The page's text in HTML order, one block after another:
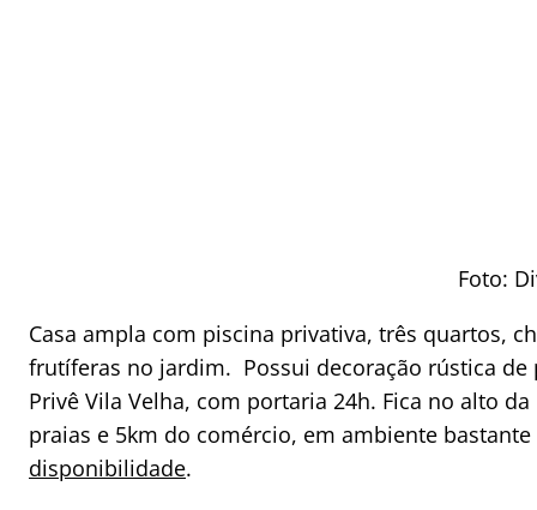
Foto:
Casa ampla com piscina privativa, três quartos,
frutíferas no jardim. Possui decoração rústica
Privê Vila Velha, com portaria 24h. Fica no alto
praias e 5km do comércio, em ambiente
disponibilidade.